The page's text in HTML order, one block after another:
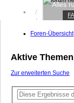
Anmelden
Alles
Foren-Übersicht
Aktive Themen
Zur erweiterten Suche